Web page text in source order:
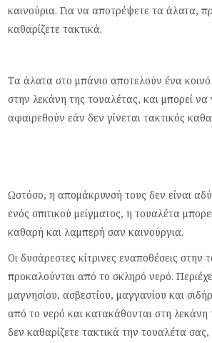
καινούρια. Για να αποτρέψετε τα άλατα,
καθαρίζετε τακτικά.
Τα άλατα στο μπάνιο αποτελούν ένα
στην λεκάνη της τουαλέτας, και μπορεί
αφαιρεθούν εάν δεν γίνεται τακτικός
Ωστόσο, η απομάκρυνσή τους δεν είναι
ενός σπιτικού μείγματος, η τουαλέτα
καθαρή και λαμπερή σαν καινούργια.
Οι δυσάρεστες κίτρινες εναποθέσεις στην
προκαλούνται από το σκληρό νερό.
μαγνησίου, ασβεστίου, μαγγανίου και
από το νερό και κατακάθονται στη λεκάνη
δεν καθαρίζετε τακτικά την τουαλέτα σας,